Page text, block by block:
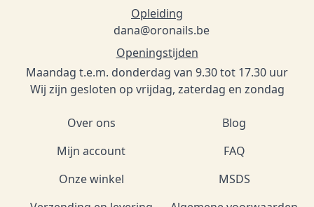
Opleiding
dana@oronails.be
Openingstijden
Maandag t.e.m. donderdag van 9.30 tot 17.30 uur
Wij zijn gesloten op vrijdag, zaterdag en zondag
Over ons
Mijn account
Onze winkel
Blog
FAQ
MSDS